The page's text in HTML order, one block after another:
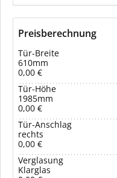
Preisberechnung
Tür-Breite
610mm
0,00 €
Tür-Höhe
1985mm
0,00 €
Tür-Anschlag
rechts
0,00 €
Verglasung
Klarglas